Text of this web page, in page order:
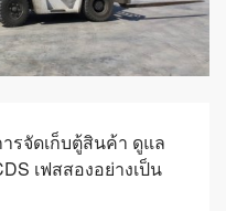
รจัดเก็บตู้สินค้า ดูแล
เฟสสองอย่างเป็น